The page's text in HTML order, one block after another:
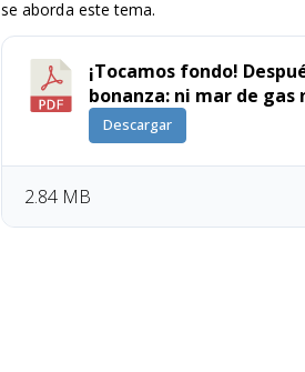
se aborda este tema.
¡Tocamos fondo!
bonanza: ni mar de
Descargar
2.84 MB